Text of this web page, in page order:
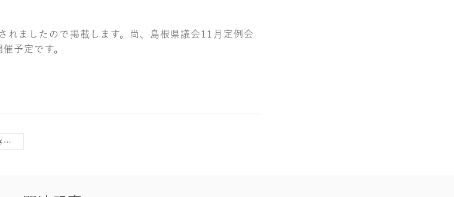
れましたので掲載します。尚、島根県議会11月定例会
予定です。
高橋まさひこ